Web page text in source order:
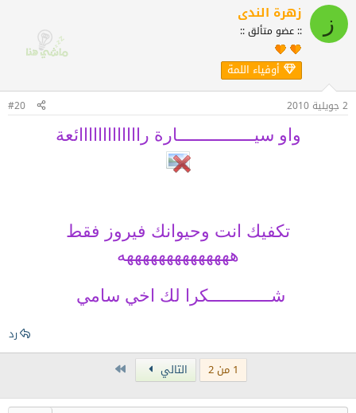
ز زهرة الندى
:: عضو متألق ::
أوفياء اللمة
2 جويلية 2010 #20
واو سيــــــــــــــــارة رااااااااااااائعة
تكفيك انت وحيوانك فيروز فقط
ههههههههههههههه
شـــــــــــــكرا لك اخي سامي
رد
1 من 2
التالي